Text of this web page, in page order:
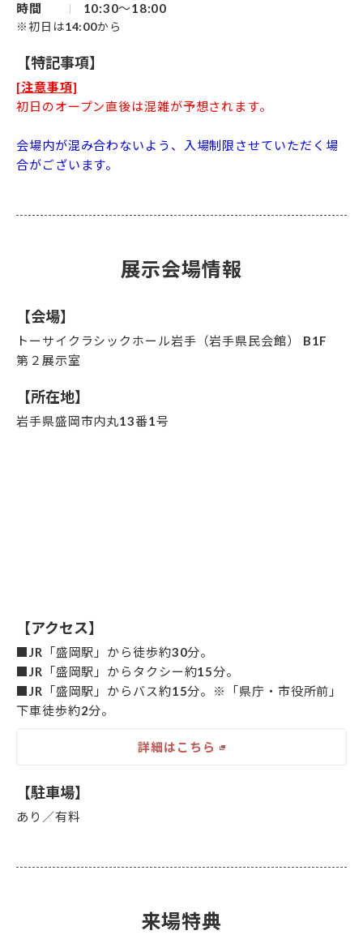
時間 10:30～18:00
※初日は14:00から
【特記事項】
[注意事項]
初日のオープン直後は混雑が予想されます。
会場内が混み合わないよう、入場制限させていただく場
合がございます。
展示会場情報
【会場】
トーサイクラシックホール岩手（岩手県民会館） B1F
第２展示室
【所在地】
岩手県盛岡市内丸13番1号
【アクセス】
■JR「盛岡駅」から徒歩約30分。
■JR「盛岡駅」からタクシー約15分。
■JR「盛岡駅」からバス約15分。※「県庁・市役所前」
下車徒歩約2分。
詳細はこちら
【駐車場】
あり／有料
来場特典